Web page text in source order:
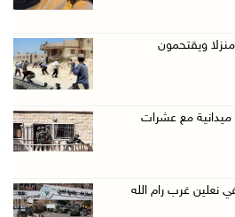
مستوى منذ 3 سن ...
لحم
ويقتحمون
ميدانية مع عشرات
نعلين غرب رام الله